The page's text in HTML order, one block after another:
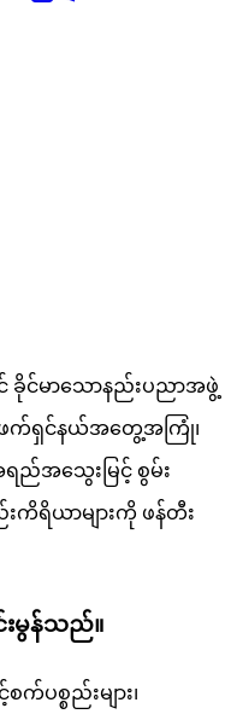
င်မာသောနည်းပညာအဖွဲ့
ာ်ဖက်ရှင်နယ်အတွေ့အကြုံ၊
ည်အသွေးမြင့် စွမ်း
ကိရိယာများကို ဖန်တီး
မွန်သည်။
ပစ္စည်းများ၊